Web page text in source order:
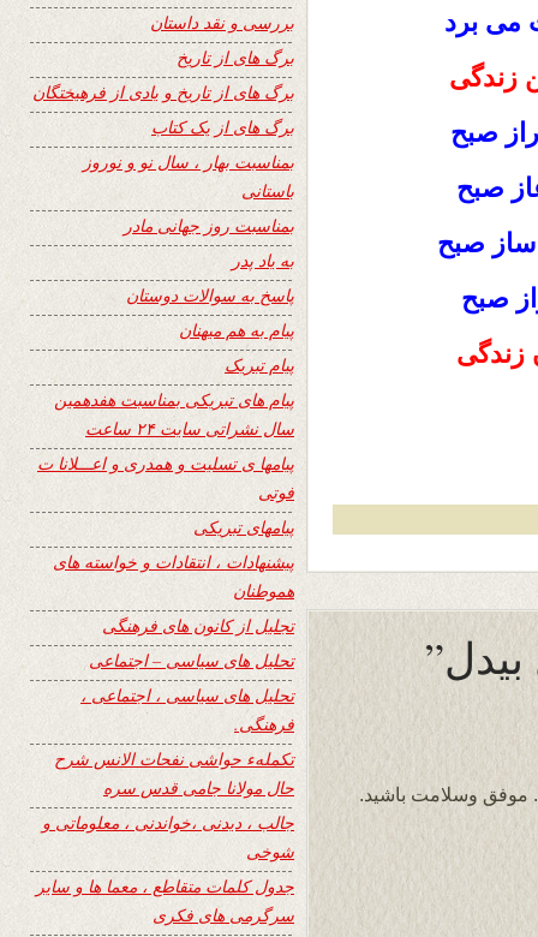
می برد
زندگی
صبح
صبح
صبح
صبح
زندگی
موفق وسلامت باشید.
بررسی و نقد داستان
برگ های از تاریخ
برگ های از تاریخ و یادی از فرهیختگان
برگ های از یک کتاب
بمناسبت بهار ، سال نو و نوروز
باستانی
بمناسبت روز جهانی مادر
به یاد پدر
پاسخ به سوالات دوستان
پیام به هم میهنان
پیام تبریک
پیام های تبریکی بمناسبت هفدهمین
سال نشراتی سایت ۲۴ ساعت
پیامها ی تسلیت و همدری و اعـــلانا ت
فوتی
پیامهای تبریکی
پیشنهادات ، انتقادات و خواسته های
هموطنان
تجلیل از کانون های فرهنگی
تحلیل های سیاسی – اجتماعی
تحلیل های سیاسی ، اجتماعی ،
فرهنگی.
تکملهء حواشی نفحات الانس شرح
حال مولانا جامی قدس سره
جالب ، دیدنی ،خواندنی ، معلوماتی و
شوخی
جدول کلمات متقاطع ، معما ها و سایر
سرگرمی های فکری